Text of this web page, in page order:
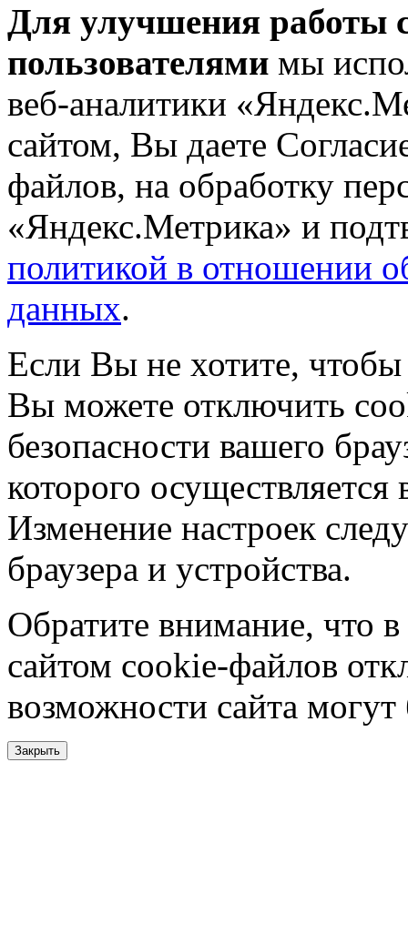
Для улучшения работы
пользователями мы
веб-аналитики
сайтом, Вы даете
файлов, на обработку
«Яндекс.Метрика» и
политикой в отношении
данных.
Если Вы не хотите,
Вы можете отключить
безопасности вашего
которого
Изменение настроек
браузера и устройства.
Обратите внимание, что в
сайтом cookie-файлов
возможности сайта
Закрыть